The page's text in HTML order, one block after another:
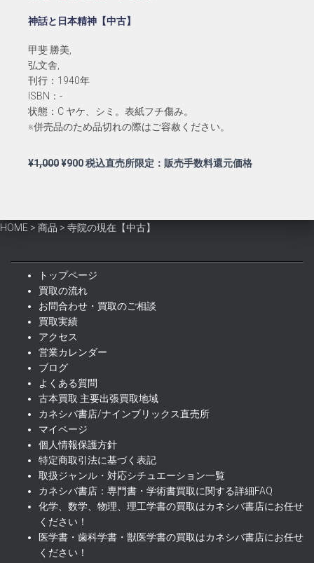
し
で
神話と日本精神【中古】
甲斐 勝美,
弘文舎,
刊行：1940年
ISBN：-
状態：C ヤケ、シミ。表紙フチ傷み。
※併売品のため品切れの際はご容赦ください。
¥1,000元
は
し
た。
¥900現
格
で
税込直売所限定：販売手数料還元価格
HOME > 商品 > 寺院の現在【中古】
トップページ
買取の流れ
お問合わせ・買取のご相談
買取実績
アクセス
営業カレンダー
ブログ
よくある質問
古本買取 主要出張買取地域
カネシバ書店/ナインブリックス直売所
マイページ
個人情報保護方針
特定商取引法に基づく表記
取扱ジャンル・対応シチュエーション一覧
カネシバ書店：専門書・学術書買取に関する詳細FAQ
化学、数学、物理、理工学書の買取はカネシバ書店にお任せ
ください！
医学書・歯科学書・獣医学書の買取はカネシバ書店にお任せ
ください！